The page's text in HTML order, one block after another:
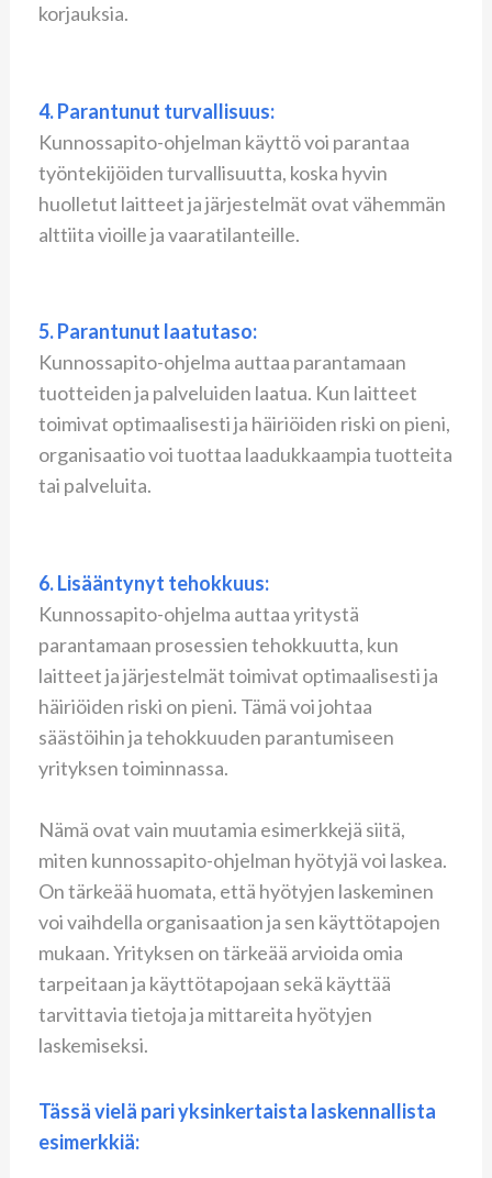
korjauksia.
4. Parantunut turvallisuus:
Kunnossapito-ohjelman käyttö voi parantaa
työntekijöiden turvallisuutta, koska hyvin
huolletut laitteet ja järjestelmät ovat vähemmän
alttiita vioille ja vaaratilanteille.
5. Parantunut laatutaso:
Kunnossapito-ohjelma auttaa parantamaan
tuotteiden ja palveluiden laatua. Kun laitteet
toimivat optimaalisesti ja häiriöiden riski on pieni,
organisaatio voi tuottaa laadukkaampia tuotteita
tai palveluita.
6. Lisääntynyt tehokkuus:
Kunnossapito-ohjelma auttaa yritystä
parantamaan prosessien tehokkuutta, kun
laitteet ja järjestelmät toimivat optimaalisesti ja
häiriöiden riski on pieni. Tämä voi johtaa
säästöihin ja tehokkuuden parantumiseen
yrityksen toiminnassa.
Nämä ovat vain muutamia esimerkkejä siitä,
miten kunnossapito-ohjelman hyötyjä voi laskea.
On tärkeää huomata, että hyötyjen laskeminen
voi vaihdella organisaation ja sen käyttötapojen
mukaan. Yrityksen on tärkeää arvioida omia
tarpeitaan ja käyttötapojaan sekä käyttää
tarvittavia tietoja ja mittareita hyötyjen
laskemiseksi.
Tässä vielä pari yksinkertaista laskennallista
esimerkkiä: